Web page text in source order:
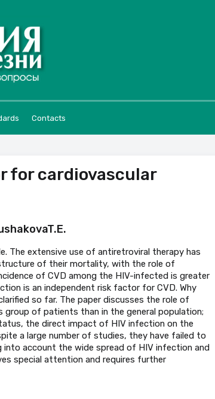
Contacts
for cardiovascular
The extensive use of antiretroviral therapy has
of their mortality, with the role of
of CVD among the HIV-infected is greater
is an independent risk factor for CVD. Why
so far. The paper discusses the role of
of patients than in the general population;
the direct impact of HIV infection on the
a large number of studies, they have failed to
account the wide spread of HIV infection and
special attention and requires further